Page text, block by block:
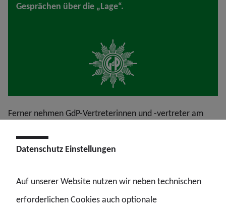
Gesprächen über die „Lage“.
Ferner nehmen GdP-Vertreterinnen und -vertreter am
stellvertretende GdP-Bundesvorsitzende Alexander Poitz
Sicherheitsbehörden“ auf der zentralen Kongressbühne.
Datenschutz Einstellungen
Auf unserer Website nutzen wir neben technischen
erforderlichen Cookies auch optionale